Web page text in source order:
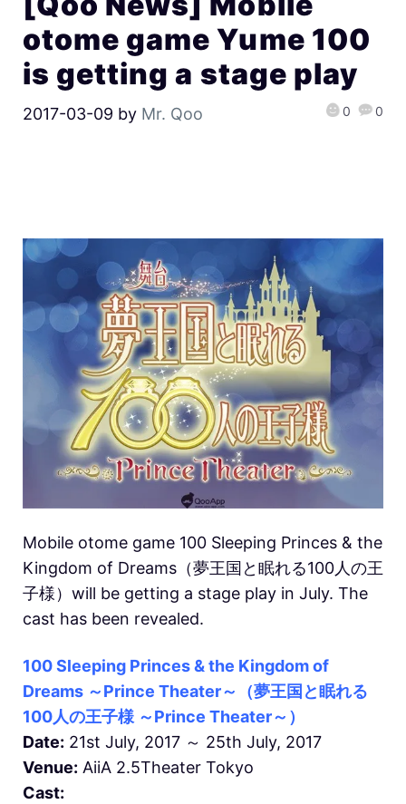
otome game Yume 100
is getting a stage play
2017-03-09 by Mr. Qoo 0 0
Mobile otome game 100 Sleeping Princes & the
Kingdom of Dreams（夢王国と眠れる100人の王
子様）will be getting a stage play in July. The
cast has been revealed.
100 Sleeping Princes & the Kingdom of
Dreams ～Prince Theater～（夢王国と眠れる
100人の王子様 ～Prince Theater～）
Date: 21st July, 2017 ～ 25th July, 2017
Venue: AiiA 2.5Theater Tokyo
Cast: